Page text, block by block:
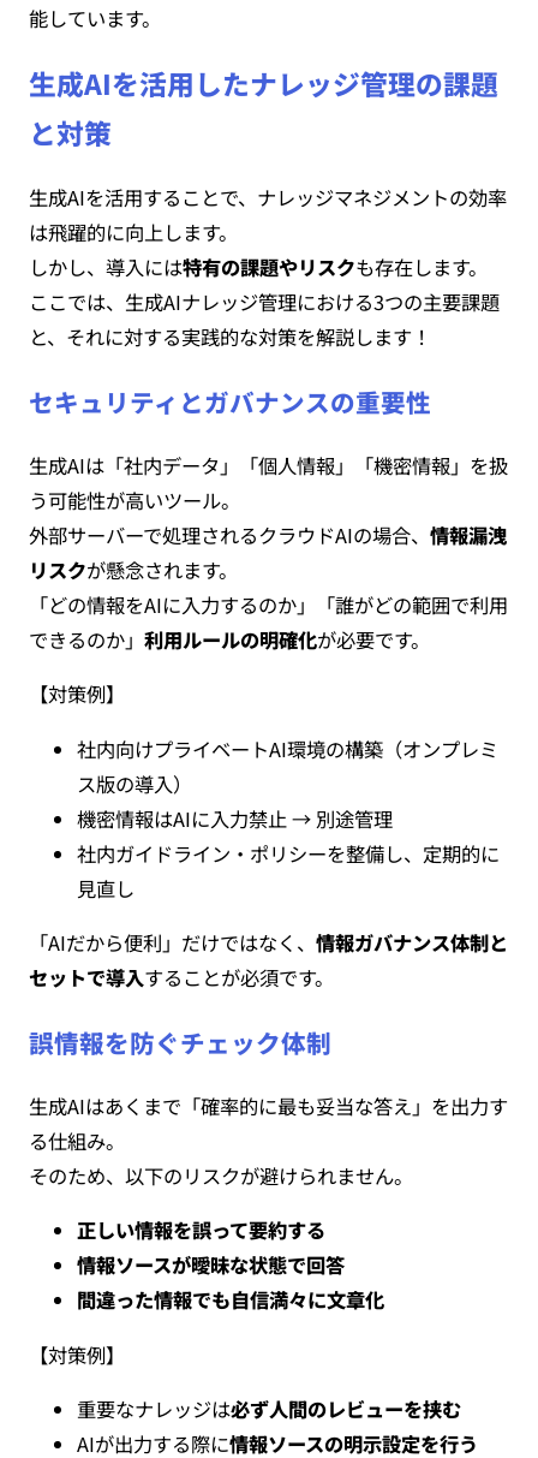
能しています。
生成AIを活用したナレッジ管理の課題
と対策
生成AIを活用することで、ナレッジマネジメントの効率
は飛躍的に向上します。
しかし、導入には特有の課題やリスクも存在します。
ここでは、生成AIナレッジ管理における3つの主要課題
と、それに対する実践的な対策を解説します！
セキュリティとガバナンスの重要性
生成AIは「社内データ」「個人情報」「機密情報」を扱
う可能性が高いツール。
外部サーバーで処理されるクラウドAIの場合、 情報漏洩
リスクが懸念されます。
「どの情報をAIに入力するのか」「誰がどの範囲で利用
できるのか」 利用ルールの明確化が必要です。
【対策例】
社内向けプライベートAI環境の構築（オンプレミ
ス版の導入）
機密情報はAIに入力禁止 → 別途管理
社内ガイドライン・ポリシーを整備し、定期的に
見直し
「AIだから便利」だけではなく、 情報ガバナンス体制と
セットで導入することが必須です。
誤情報を防ぐチェック体制
生成AIはあくまで「確率的に最も妥当な答え」を出力す
る仕組み。
そのため、以下のリスクが避けられません。
正しい情報を誤って要約する
情報ソースが曖昧な状態で回答
間違った情報でも自信満々に文章化
【対策例】
重要なナレッジは必ず人間のレビューを挟む
AIが出力する際に情報ソースの明示設定を行う